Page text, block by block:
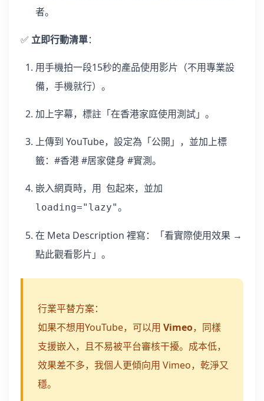
者。
✅ 立即行動清單：
用手機拍一段15秒的產品使用影片（不用專業設
備，手機就行）。
加上字幕，標註「在香港家庭使用測試」。
上傳到 YouTube，設定為「公開」，並加上標
籤：#香港 #居家健身 #實測。
嵌入網頁時，用 包起來，並加
loading="lazy"。
在 Meta Description 裡寫：「看實際使用效果 →
點此觀看影片」。
行業平替方案：
如果不想用YouTube，可以用 Vimeo，同樣
支援嵌入，且不易被平台審核干擾。成本低，
效果差不多，我個人更傾向用 Vimeo，乾淨又
穩。